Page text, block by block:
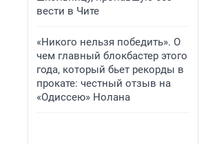
вести в Чите
«Никого нельзя победить». О
чем главный блокбастер этого
года, который бьет рекорды в
прокате: честный отзыв на
«Одиссею» Нолана